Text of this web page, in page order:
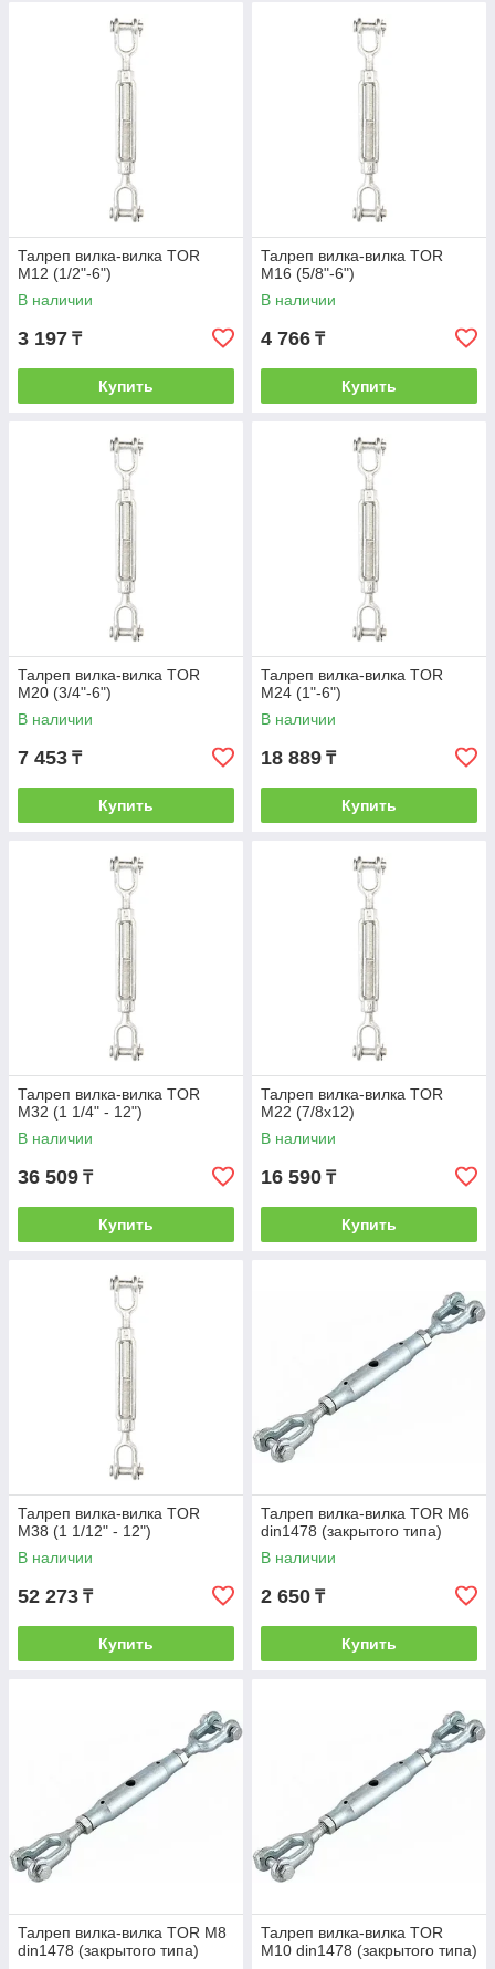
Талреп вилка-вилка TOR
М12 (1/2"-6")
В наличии
3 197 ₸
Купить
Талреп вилка-вилка TOR
М16 (5/8"-6")
В наличии
4 766 ₸
Купить
Талреп вилка-вилка TOR
М20 (3/4"-6")
В наличии
7 453 ₸
Купить
Талреп вилка-вилка TOR
М24 (1"-6")
В наличии
18 889 ₸
Купить
Талреп вилка-вилка TOR
М32 (1 1/4" - 12")
В наличии
36 509 ₸
Купить
Талреп вилка-вилка TOR
М22 (7/8х12)
В наличии
16 590 ₸
Купить
Талреп вилка-вилка TOR
М38 (1 1/12" - 12")
В наличии
52 273 ₸
Купить
Талреп вилка-вилка TOR М6
din1478 (закрытого типа)
В наличии
2 650 ₸
Купить
Талреп вилка-вилка TOR М8
din1478 (закрытого типа)
Талреп вилка-вилка TOR
М10 din1478 (закрытого типа)